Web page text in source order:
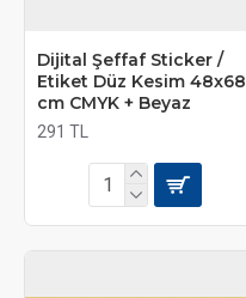
Dijital Şeffaf Sticker /
Etiket Düz Kesim 48x68
cm CMYK + Beyaz
291 TL